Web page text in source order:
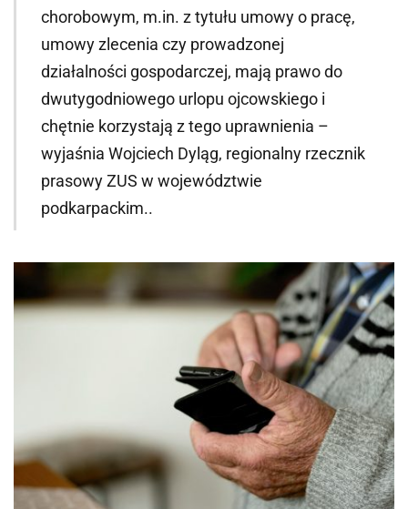
chorobowym, m.in. z tytułu umowy o pracę,
umowy zlecenia czy prowadzonej
działalności gospodarczej, mają prawo do
dwutygodniowego urlopu ojcowskiego i
chętnie korzystają z tego uprawnienia –
wyjaśnia Wojciech Dyląg, regionalny rzecznik
prasowy ZUS w województwie
podkarpackim..